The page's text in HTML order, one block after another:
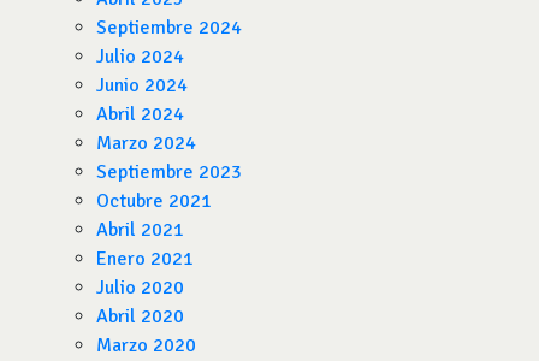
Septiembre 2024
Julio 2024
Junio 2024
Abril 2024
Marzo 2024
Septiembre 2023
Octubre 2021
Abril 2021
Enero 2021
Julio 2020
Abril 2020
Marzo 2020